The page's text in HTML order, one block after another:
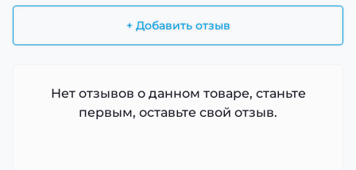
+ Добавить отзыв
Нет отзывов о данном товаре, станьте
первым, оставьте свой отзыв.